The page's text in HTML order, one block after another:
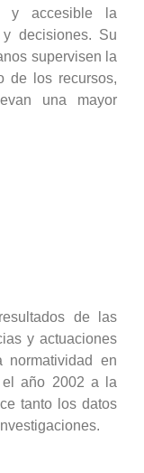
y accesible la
decisiones. Su
supervisen la
de los recursos,
una mayor
de las
y actuaciones
en
el año 2002 a la
tanto los datos